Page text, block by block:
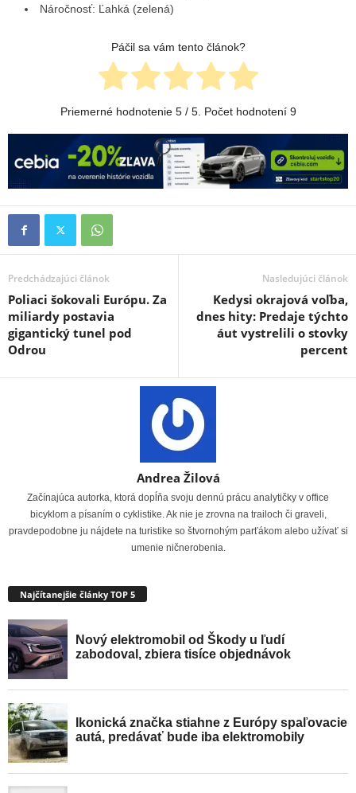
Náročnosť: Ľahká (zelená)
Páčil sa vám tento článok?
Priemerné hodnotenie 5/ 5. Počet hodnotení 9
Predchádzajúci článok
Poliaci šokovali Európu. Za
miliardy postavia
gigantický tunel pod
Odrou
Nasledujúci článok
Kedysi okrajová voľba,
dnes hity: Predaje týchto
áut vystrelili o stovky
percent
Andrea Žilová
Začínajúca autorka, ktorá dopĺňa svoju dennú prácu analytičky v office
bicyklom a písaním o cyklistike. Ak nie je zrovna na trailoch či graveli,
pravdepodobne ju nájdete na turistike so štvornohým parťákom alebo užívať si
umenie ničnerobenia.
Najčítanejšie články TOP 5